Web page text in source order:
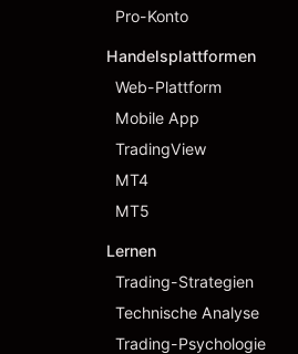
Pro-Konto
Handelsplattformen
Web-Plattform
Mobile App
TradingView
MT4
MT5
Lernen
Trading-Strategien
Technische Analyse
Trading-Psychologie